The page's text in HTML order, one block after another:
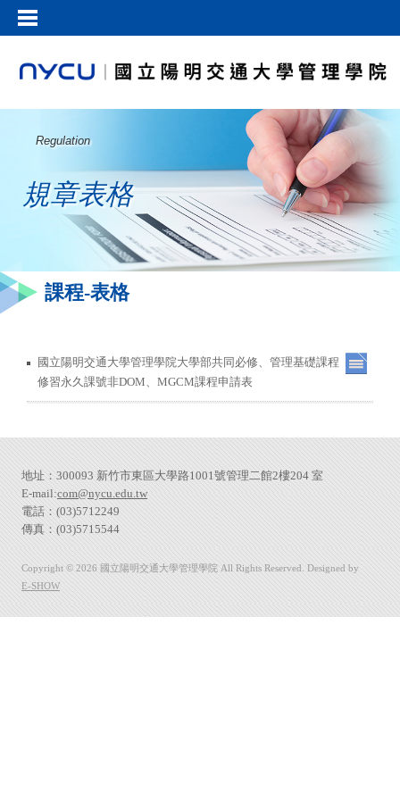
Regulation
規章表格
課程-表格
國立陽明交通大學管理學院大學部共同必修、管理基礎課程
修習永久課號非DOM、MGCM課程申請表
地址：300093 新竹市東區大學路1001號管理二館2樓204 室
E-mail:com@nycu.edu.tw
電話：(03)5712249
傳真：(03)5715544
Copyright © 2026 國立陽明交通大學管理學院 All Rights Reserved. Designed by
E-SHOW